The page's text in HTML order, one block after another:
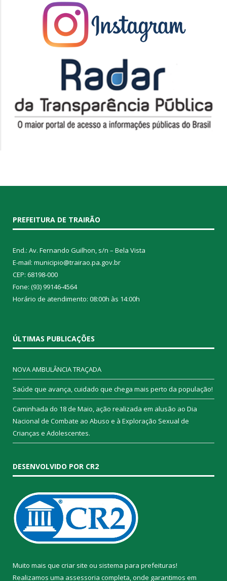
PREFEITURA DE TRAIRÃO
End.: Av. Fernando Guilhon, s/n – Bela Vista
E-mail: municipio@trairao.pa.gov.br
CEP: 68198-000
Fone: (93) 99146-4564
Horário de atendimento: 08:00h às 14:00h
ÚLTIMAS PUBLICAÇÕES
NOVA AMBULÂNCIA TRAÇADA
Saúde que avança, cuidado que chega mais perto da população!
Caminhada do 18 de Maio, ação realizada em alusão ao Dia
Nacional de Combate ao Abuso e à Exploração Sexual de
Crianças e Adolescentes.
DESENVOLVIDO POR CR2
Muito mais que criar site ou sistema para prefeituras!
Realizamos uma assessoria completa, onde garantimos em